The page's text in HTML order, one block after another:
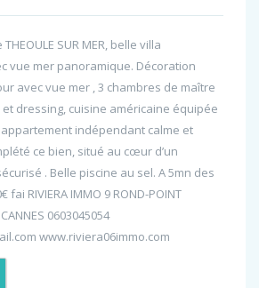
SUR MER, belle villa
vue mer panoramique. Décoration
avec vue mer , 3 chambres de maître
dressing, cuisine américaine équipée
indépendant calme et
ce bien, situé au cœur d’un
. Belle piscine au sel. A 5mn des
fai RIVIERA IMMO 9 ROND-POINT
0603045054
www.riviera06immo.com